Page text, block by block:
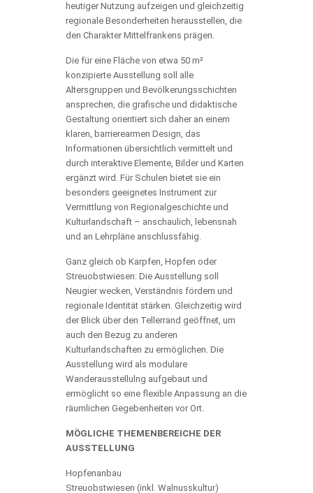
heutiger Nutzung aufzeigen und gleichzeitig
regionale Besonderheiten herausstellen, die
den Charakter Mittelfrankens prägen.
Die für eine Fläche von etwa 50 m²
konzipierte Ausstellung soll alle
Altersgruppen und Bevölkerungsschichten
ansprechen, die grafische und didaktische
Gestaltung orientiert sich daher an einem
klaren, barrierearmen Design, das
Informationen übersichtlich vermittelt und
durch interaktive Elemente, Bilder und Karten
ergänzt wird. Für Schulen bietet sie ein
besonders geeignetes Instrument zur
Vermittlung von Regionalgeschichte und
Kulturlandschaft – anschaulich, lebensnah
und an Lehrpläne anschlussfähig.
Ganz gleich ob Karpfen, Hopfen oder
Streuobstwiesen: Die Ausstellung soll
Neugier wecken, Verständnis fördern und
regionale Identität stärken. Gleichzeitig wird
der Blick über den Tellerrand geöffnet, um
auch den Bezug zu anderen
Kulturlandschaften zu ermöglichen. Die
Ausstellung wird als modulare
Wanderausstellulng aufgebaut und
ermöglicht so eine flexible Anpassung an die
räumlichen Gegebenheiten vor Ort.
MÖGLICHE THEMENBEREICHE DER
AUSSTELLUNG
Hopfenanbau
Streuobstwiesen (inkl. Walnusskultur)